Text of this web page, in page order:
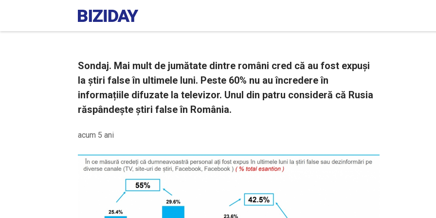
Sondaj. Mai mult de jumătate dintre români cred că au fost expuși
la știri false în ultimele luni. Peste 60% nu au încredere în
informațiile difuzate la televizor. Unul din patru consideră că Rusia
răspândește știri false în România.
acum 5 ani